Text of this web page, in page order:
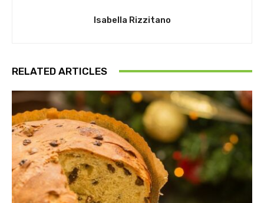
Isabella Rizzitano
RELATED ARTICLES